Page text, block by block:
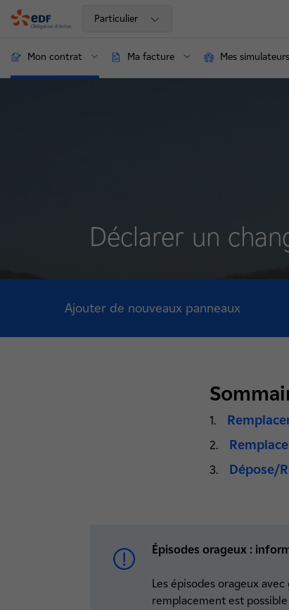
Particulier
Mon contrat Ma facture Mes simulateurs
Déclarer un
Ajouter de nouveaux panneaux
Dépose/
Épisodes orageux :
Les épisodes orageux
remplacement est